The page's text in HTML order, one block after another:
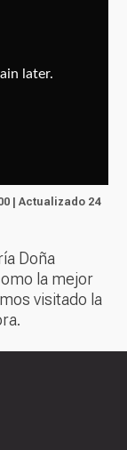
| Actualizado 24
Doña
la mejor
visitado la